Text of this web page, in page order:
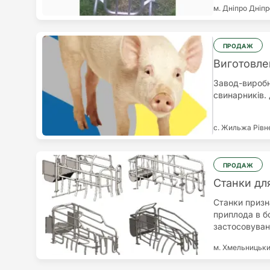
м. Дніпро
ПРОДАЖ
Завод-
с. Жильжа
ПРОДАЖ
Станки
Станки
приплода в
м.